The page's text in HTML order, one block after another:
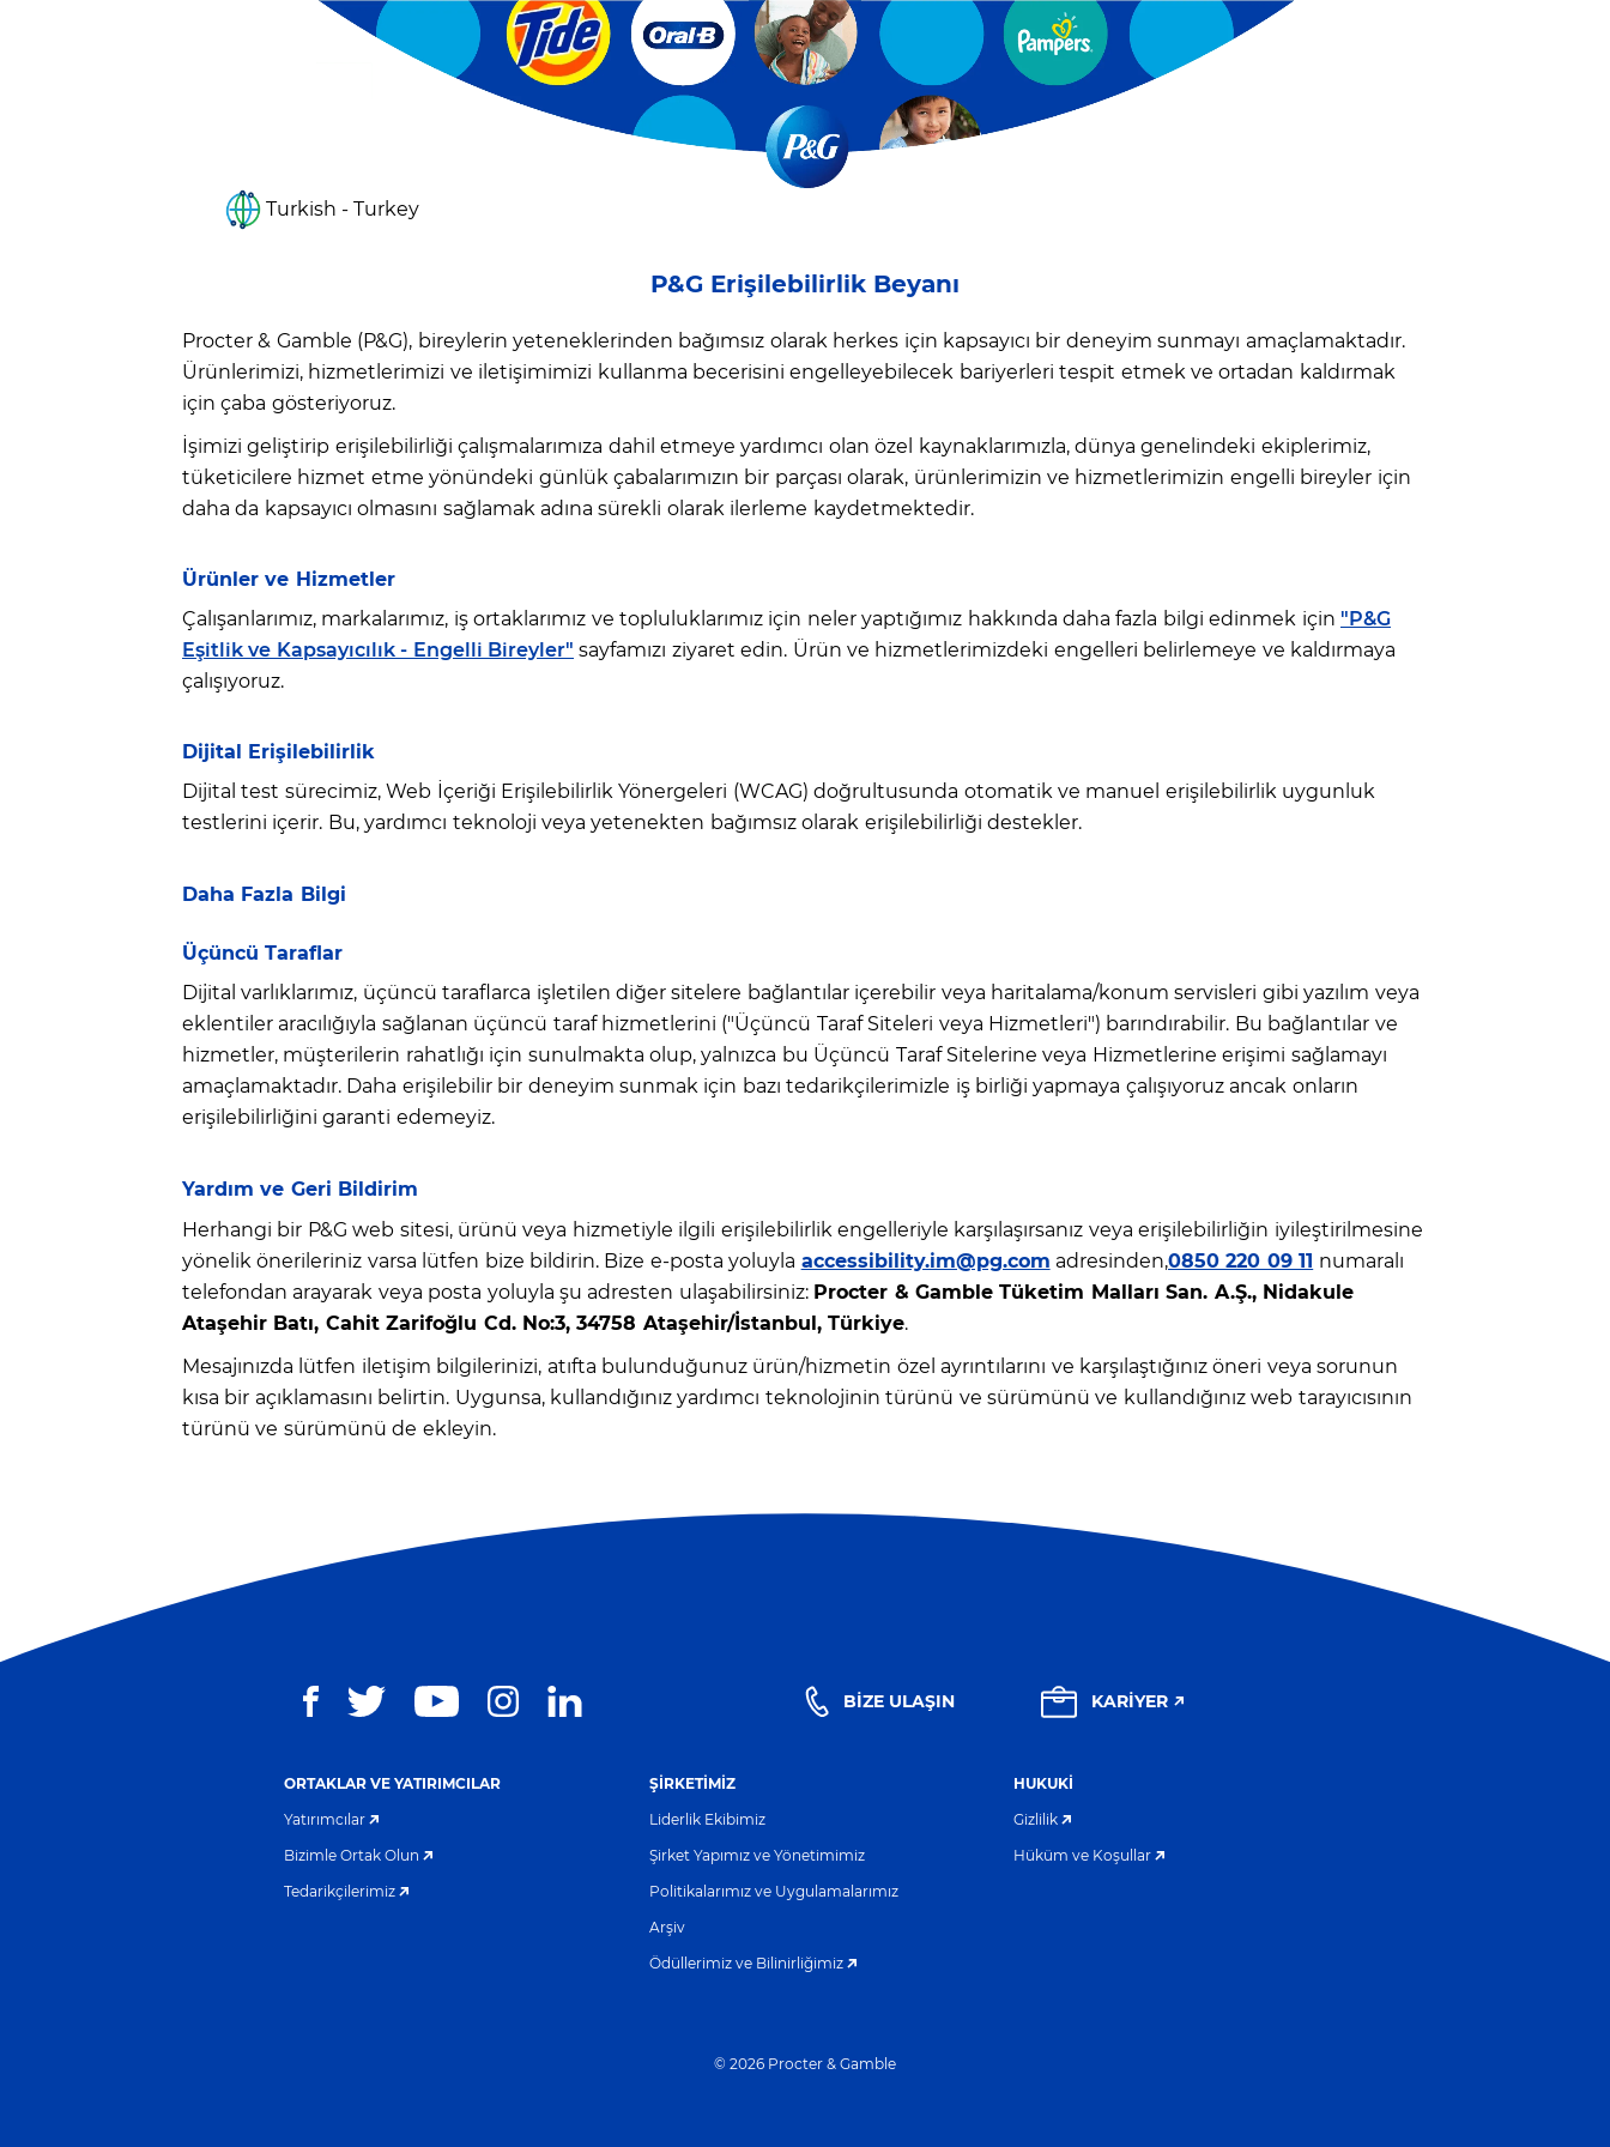
Turkish - Turkey
P&G Erişilebilirlik Beyanı
Procter & Gamble (P&G), bireylerin yeteneklerinden bağımsız olarak herkes için kapsayıcı bir deneyim sunmayı amaçlamaktadır.
Ürünlerimizi, hizmetlerimizi ve iletişimimizi kullanma becerisini engelleyebilecek bariyerleri tespit etmek ve ortadan kaldırmak
için çaba gösteriyoruz.
İşimizi geliştirip erişilebilirliği çalışmalarımıza dahil etmeye yardımcı olan özel kaynaklarımızla, dünya genelindeki ekiplerimiz,
tüketicilere hizmet etme yönündeki günlük çabalarımızın bir parçası olarak, ürünlerimizin ve hizmetlerimizin engelli bireyler için
daha da kapsayıcı olmasını sağlamak adına sürekli olarak ilerleme kaydetmektedir.
Ürünler ve Hizmetler
Çalışanlarımız, markalarımız, iş ortaklarımız ve topluluklarımız için neler yaptığımız hakkında daha fazla bilgi edinmek için "P&G
Eşitlik ve Kapsayıcılık - Engelli Bireyler" sayfamızı ziyaret edin. Ürün ve hizmetlerimizdeki engelleri belirlemeye ve kaldırmaya
çalışıyoruz.
Dijital Erişilebilirlik
Dijital test sürecimiz, Web İçeriği Erişilebilirlik Yönergeleri (WCAG) doğrultusunda otomatik ve manuel erişilebilirlik uygunluk
testlerini içerir. Bu, yardımcı teknoloji veya yetenekten bağımsız olarak erişilebilirliği destekler.
Daha Fazla Bilgi
Üçüncü Taraflar
Dijital varlıklarımız, üçüncü taraflarca işletilen diğer sitelere bağlantılar içerebilir veya haritalama/konum servisleri gibi yazılım veya
eklentiler aracılığıyla sağlanan üçüncü taraf hizmetlerini ("Üçüncü Taraf Siteleri veya Hizmetleri") barındırabilir. Bu bağlantılar ve
hizmetler, müşterilerin rahatlığı için sunulmakta olup, yalnızca bu Üçüncü Taraf Sitelerine veya Hizmetlerine erişimi sağlamayı
amaçlamaktadır. Daha erişilebilir bir deneyim sunmak için bazı tedarikçilerimizle iş birliği yapmaya çalışıyoruz ancak onların
erişilebilirliğini garanti edemeyiz.
Yardım ve Geri Bildirim
Herhangi bir P&G web sitesi, ürünü veya hizmetiyle ilgili erişilebilirlik engelleriyle karşılaşırsanız veya erişilebilirliğin iyileştirilmesine
yönelik önerileriniz varsa lütfen bize bildirin. Bize e-posta yoluyla accessibility.im@pg.com adresinden,0850 220 09 11 numaralı
telefondan arayarak veya posta yoluyla şu adresten ulaşabilirsiniz: Procter & Gamble Tüketim Malları San. A.Ş., Nidakule
Ataşehir Batı, Cahit Zarifoğlu Cd. No:3, 34758 Ataşehir/İstanbul, Türkiye.
Mesajınızda lütfen iletişim bilgilerinizi, atıfta bulunduğunuz ürün/hizmetin özel ayrıntılarını ve karşılaştığınız öneri veya sorunun
kısa bir açıklamasını belirtin. Uygunsa, kullandığınız yardımcı teknolojinin türünü ve sürümünü ve kullandığınız web tarayıcısının
türünü ve sürümünü de ekleyin.
BIZE ULAŞIN KARIYER
ORTAKLAR VE YATIRIMCILAR
Yatırımcılar
Bizimle Ortak Olun
Tedarikçilerimiz
ŞIRKETIMIZ
Liderlik Ekibimiz
Şirket Yapımız ve Yönetimimiz
Politikalarımız ve Uygulamalarımız
Arşiv
Ödüllerimiz ve Bilinirliğimiz
HUKUKI
Gizlilik
Hüküm ve Koşullar
© 2026Procter & Gamble